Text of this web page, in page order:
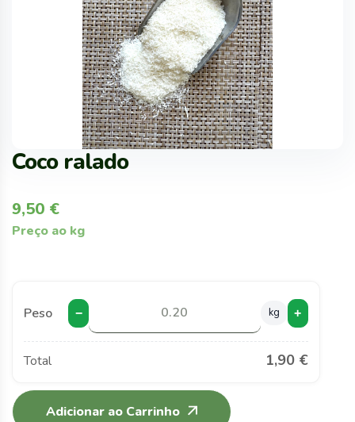
Coco ralado
9,50 €
Preço ao kg
Peso − kg +
Total 1,90 €
Adicionar ao Carrinho